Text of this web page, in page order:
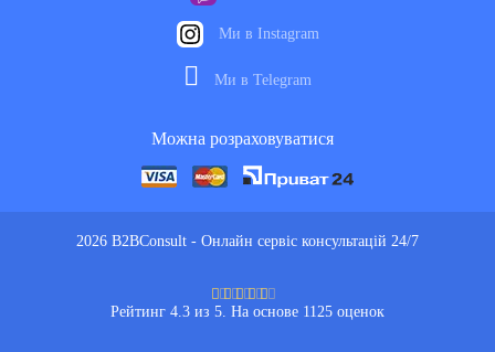
2026 B2BConsult - Онлайн сервіс консультацій 24/7
Рейтинг 4.3 из 5. На основе 1125 оценок
Ми в Instagram
Ми в Telegram
Можна розраховуватися